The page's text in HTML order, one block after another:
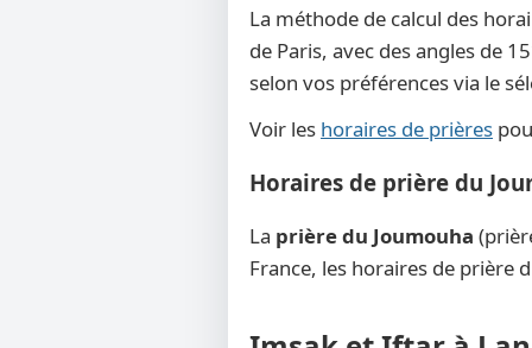
La méthode de calcul des
de Paris, avec des angles de
selon vos préférences via le
Voir les horaires de prières
Horaires de prière du
La prière du Joumouha
France, les horaires de prière